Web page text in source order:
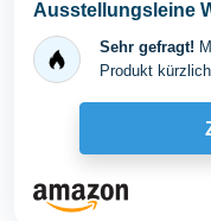
Ausstellungsleine
Sehr gefragt!
Produkt